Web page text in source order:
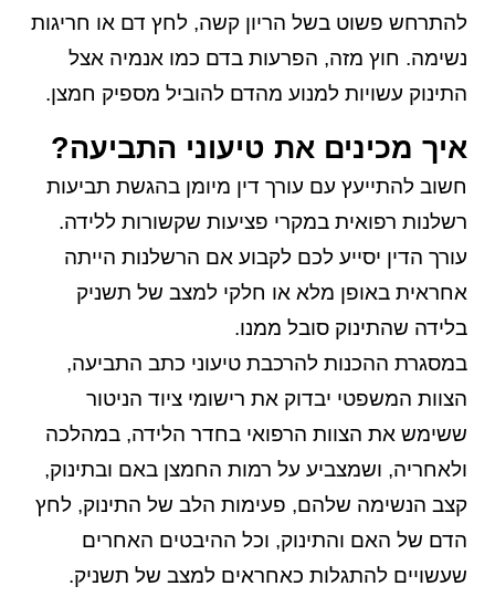
להתרחש פשוט בשל הריון קשה, לחץ דם או חריגות
נשימה. חוץ מזה, הפרעות בדם כמו אנמיה אצל
התינוק עשויות למנוע מהדם להוביל מספיק חמצן.
איך מכינים את טיעוני התביעה?
חשוב להתייעץ עם עורך דין מיומן בהגשת תביעות
רשלנות רפואית במקרי פציעות שקשורות ללידה.
עורך הדין יסייע לכם לקבוע אם הרשלנות הייתה
אחראית באופן מלא או חלקי למצב של תשניק
בלידה שהתינוק סובל ממנו.
במסגרת ההכנות להרכבת טיעוני כתב התביעה,
הצוות המשפטי יבדוק את רישומי ציוד הניטור
ששימש את הצוות הרפואי בחדר הלידה, במהלכה
ולאחריה, ושמצביע על רמות החמצן באם ובתינוק,
קצב הנשימה שלהם, פעימות הלב של התינוק, לחץ
הדם של האם והתינוק, וכל ההיבטים האחרים
שעשויים להתגלות כאחראים למצב של תשניק.